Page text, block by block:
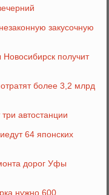
закусочную
получит
более 3,2 млрд
автостанции
64 японских
дорог Уфы
нужно 600